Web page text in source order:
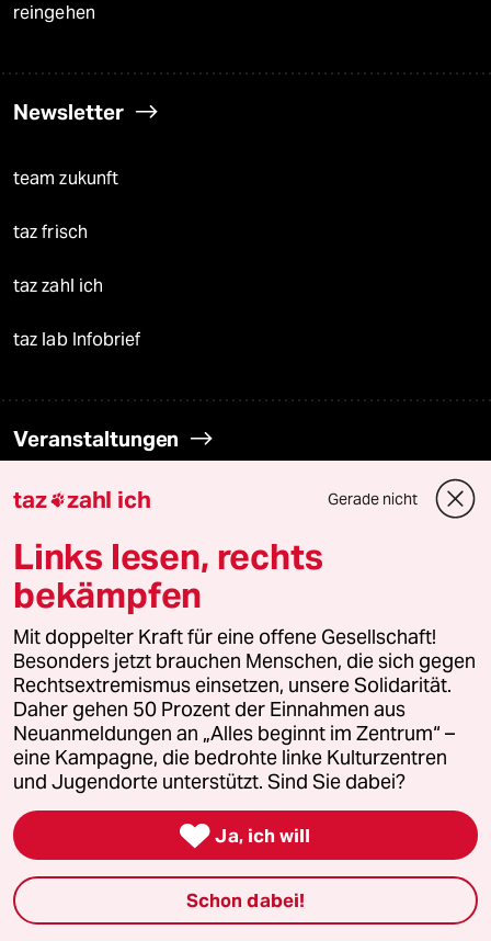
reingehen
Newsletter
team zukunft
taz frisch
taz zahl ich
taz lab Infobrief
Veranstaltungen
Demnächst
Vor Ort
Live im Stream
Vergangene
taz lab 2027
Mehr taz Lesestoff
taz Blogs
taz zahl ich Gerade nicht
Links lesen, rechts
bekämpfen
Mit doppelter Kraft für eine offene Gesellschaft!
Besonders jetzt brauchen Menschen, die sich gegen
Rechtsextremismus einsetzen, unsere Solidarität.
Daher gehen 50 Prozent der Einnahmen aus
Neuanmeldungen an „Alles beginnt im Zentrum“ –
eine Kampagne, die bedrohte linke Kulturzentren
und Jugendorte unterstützt. Sind Sie dabei?
 Ja, ich will
Schon dabei!